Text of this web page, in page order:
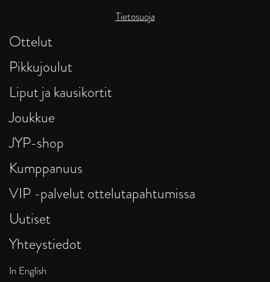
Tietosuoja
Ottelut
Pikkujoulut
Liput ja kausikortit
Joukkue
JYP-shop
Kumppanuus
VIP -palvelut ottelutapahtumissa
Uutiset
Yhteystiedot
In English